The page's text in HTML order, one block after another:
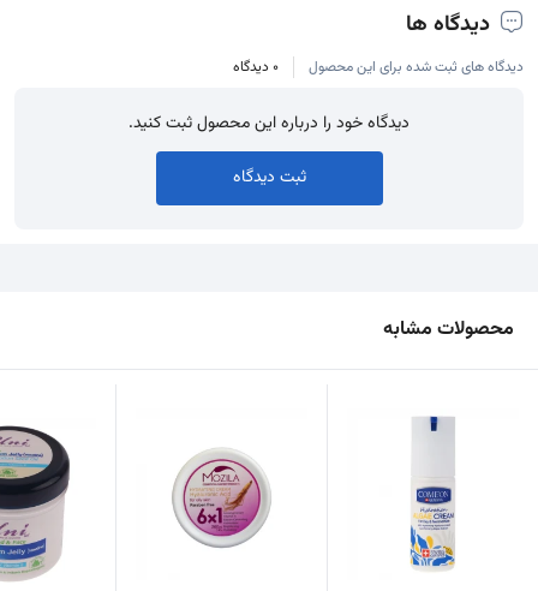
دیدگاه ها
دیدگاه های ثبت شده برای این محصول 0 دیدگاه
دیدگاه خود را درباره این محصول ثبت کنید.
ثبت دیدگاه
محصولات مشابه